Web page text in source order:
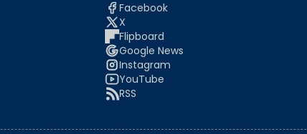
Facebook
X
Flipboard
Google News
Instagram
YouTube
RSS